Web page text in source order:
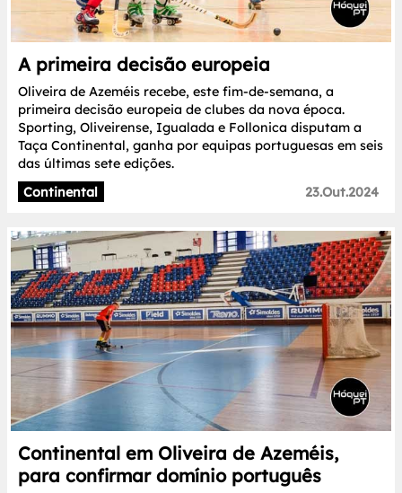
A primeira decisão europeia
Oliveira de Azeméis recebe, este fim-de-semana, a
primeira decisão europeia de clubes da nova época.
Sporting, Oliveirense, Igualada e Follonica disputam a
Taça Continental, ganha por equipas portuguesas em seis
das últimas sete edições.
Continental
23.Out.2024
Continental em Oliveira de Azeméis,
para confirmar domínio português